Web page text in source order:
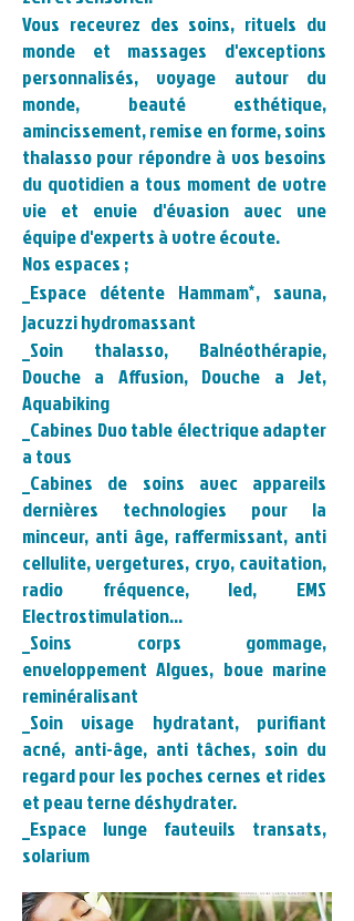
Vous recevrez des soins, rituels du
monde et massages d'exceptions
personnalisés, voyage autour du
monde, beauté esthétique,
amincissement, remise en forme, soins
thalasso pour répondre à vos besoins
du quotidien a tous moment de votre
vie et envie d'évasion avec une
équipe d'experts à votre écoute.
Nos espaces ;
_Espace détente Hammam*, sauna,
jacuzzi hydromassant
_Soin thalasso, Balnéothérapie,
Douche a Affusion, Douche a Jet,
Aquabiking
_Cabines Duo table électrique adapter
a tous
_Cabines de soins avec appareils
dernières technologies pour la
minceur, anti âge, raffermissant, anti
cellulite, vergetures, cryo, cavitation,
radio fréquence, led, EMS
Electrostimulation...
_Soins corps gommage,
enveloppement Algues, boue marine
reminéralisant
_Soin visage hydratant, purifiant
acné, anti-âge, anti tâches, soin du
regard pour les poches cernes et rides
et peau terne déshydrater.
_Espace lunge fauteuils transats,
solarium